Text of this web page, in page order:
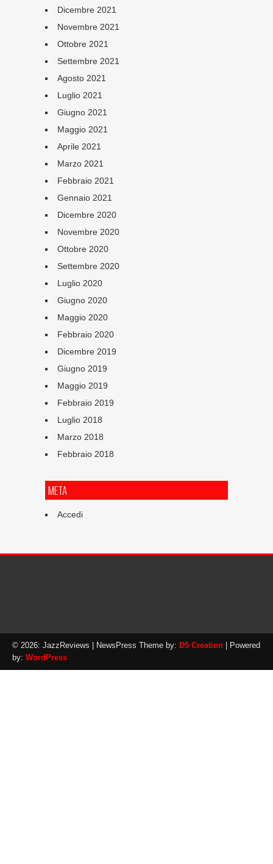
Dicembre 2021
Novembre 2021
Ottobre 2021
Settembre 2021
Agosto 2021
Luglio 2021
Giugno 2021
Maggio 2021
Aprile 2021
Marzo 2021
Febbraio 2021
Gennaio 2021
Dicembre 2020
Novembre 2020
Ottobre 2020
Settembre 2020
Luglio 2020
Giugno 2020
Maggio 2020
Febbraio 2020
Dicembre 2019
Giugno 2019
Maggio 2019
Febbraio 2019
Luglio 2018
Marzo 2018
Febbraio 2018
META
Accedi
© 2026: JazzReviews | NewsPress Theme by: D5 Creation | Powered
by: WordPress